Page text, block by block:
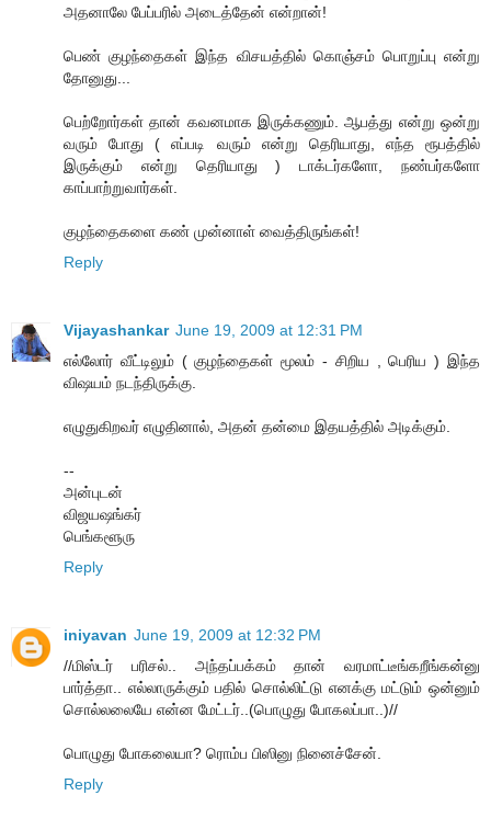
அதனாலே பேப்பரில் அடைத்தேன் என்றான்!
பெண் குழந்தைகள் இந்த விசயத்தில் கொஞ்சம் பொறுப்பு என்று
தோனுது...
பெற்றோர்கள் தான் கவனமாக இருக்கணும். ஆபத்து என்று ஒன்று
வரும் போது ( எப்படி வரும் என்று தெரியாது, எந்த ரூபத்தில்
இருக்கும் என்று தெரியாது ) டாக்டர்களோ, நண்பர்களோ
காப்பாற்றுவார்கள்.
குழந்தைகளை கண் முன்னாள் வைத்திருங்கள்!
Reply
Vijayashankar June 19, 2009 at 12:31 PM
எல்லோர் வீட்டிலும் ( குழந்தைகள் மூலம் - சிறிய , பெரிய ) இந்த
விஷயம் நடந்திருக்கு.
எழுதுகிறவர் எழுதினால், அதன் தன்மை இதயத்தில் அடிக்கும்.
--
அன்புடன்
விஜயஷங்கர்
பெங்களூரு
Reply
iniyavan June 19, 2009 at 12:32 PM
//மிஸ்டர் பரிசல்.. அந்தப்பக்கம் தான் வரமாட்டீங்கறீங்கன்னு
பார்த்தா.. எல்லாருக்கும் பதில் சொல்லிட்டு எனக்கு மட்டும் ஒன்னும்
சொல்லலையே என்ன மேட்டர்..(பொழுது போகலப்பா..)//
பொழுது போகலையா? ரொம்ப பிஸினு நினைச்சேன்.
Reply